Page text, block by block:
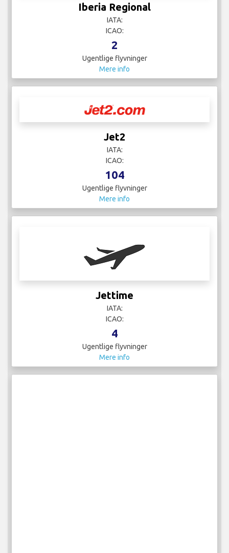
Iberia Regional
IATA:
ICAO:
2
Ugentlige flyvninger
Mere info
Jet2
IATA:
ICAO:
104
Ugentlige flyvninger
Mere info
Jettime
IATA:
ICAO:
4
Ugentlige flyvninger
Mere info